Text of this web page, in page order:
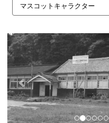
マスコットキャラクター
p
r
e
v
i
o